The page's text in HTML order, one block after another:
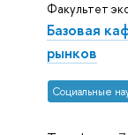
Факультет
Базовая
рынков
Социальные